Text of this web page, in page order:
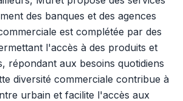
des banques et des agences
est complétée par des
l'accès à des produits et
répondant aux besoins quotidiens
diversité commerciale contribue à
urbain et facilite l'accès aux